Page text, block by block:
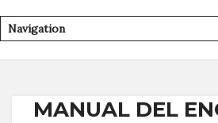
MANUAL DEL